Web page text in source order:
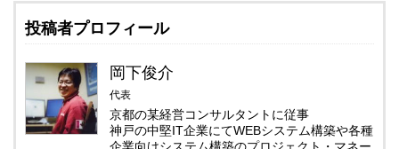
投稿者プロフィール
岡下俊介
代表
京都の某経営コンサルタントに従事
神戸の中堅IT企業にてWEBシステム構築や各種
企業向けシステム構築のプロジェクト・マネー